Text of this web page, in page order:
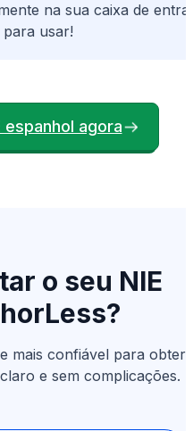
na sua caixa de
usar!
espanhol agora
o seu NIE
mais confiável para obter
e sem complicações.